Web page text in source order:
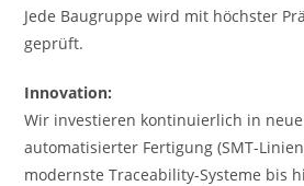
Jede Baugruppe wird mit höchster
geprüft.
Innovation:
Wir investieren kontinuierlich in neue
automatisierter Fertigung (SMT-
modernste Traceability-Systeme bis